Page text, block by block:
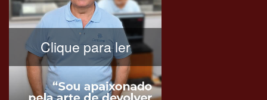
Clique para ler